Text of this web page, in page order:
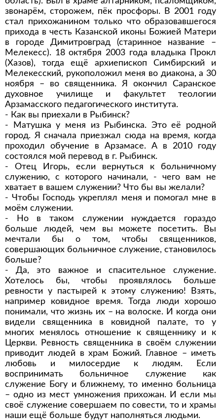
звонарём, сторожем, пёк просфоры. В 2001 году
стал прихожанином только что образовавшегося
прихода в честь Казанской иконы Божией Матери
в городе Димитровград (старинное название –
Мелекесс). 18 октября 2003 года владыка Прокл
(Хазов), тогда ещё архиепископ Симбирский и
Мелекесский, рукоположил меня во диакона, а 30
ноября – во священника. Я окончил Саранское
духовное училище и факультет теологии
Арзамасского педагогического института.
- Как вы приехали в Рыбинск?
- Матушка у меня из Рыбинска. Это её родной
город. Я сначала приезжал сюда на время, когда
проходил обучение в Арзамасе. А в 2010 году
состоялся мой перевод в г. Рыбинск.
- Отец Игорь, если вернуться к больничному
служению, с которого начинали, - чего вам не
хватает в вашем служении? Что бы вы желали?
- Чтобы Господь укреплял меня и помогал мне в
моём служении.
- Но в таком служении нуждается гораздо
больше людей, чем вы можете посетить. Вы
мечтали бы о том, чтобы священников,
совершающих больничное служение, становилось
больше?
- Да, это важное и спасительное служение.
Хотелось бы, чтобы проявлялось больше
ревности у пастырей к этому служению! Взять,
например ковидное время. Тогда люди хорошо
понимали, что жизнь их – на волоске. И когда они
видели священника в ковидной палате, то у
многих менялось отношение к священнику и к
Церкви. Ревность священника в своём служении
приводит людей в храм Божий. Главное – иметь
любовь и милосердие к людям. Если
воспринимать больничное служение как
служение Богу и ближнему, то именно больница
– одно из мест умножения прихожан. И если мы
своё служение совершаем по совести, то и храмы
наши ещё больше будут наполняться людьми.